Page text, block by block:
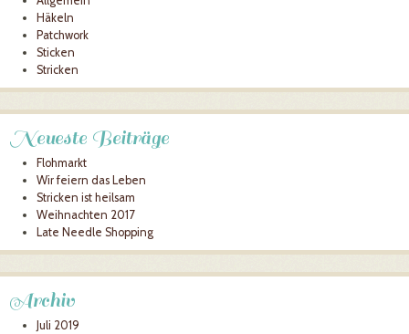
Häkeln
Patchwork
Sticken
Stricken
Neueste Beiträge
Flohmarkt
Wir feiern das Leben
Stricken ist heilsam
Weihnachten 2017
Late Needle Shopping
Archiv
Juli 2019